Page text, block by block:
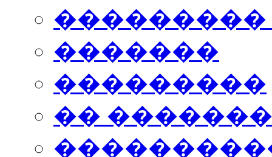
���������
�������
���������
��